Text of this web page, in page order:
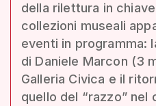
della rilettura in
collezioni museali
eventi in programma:
di Daniele Marcon (3
Galleria Civica e il
quello del “razzo” nel